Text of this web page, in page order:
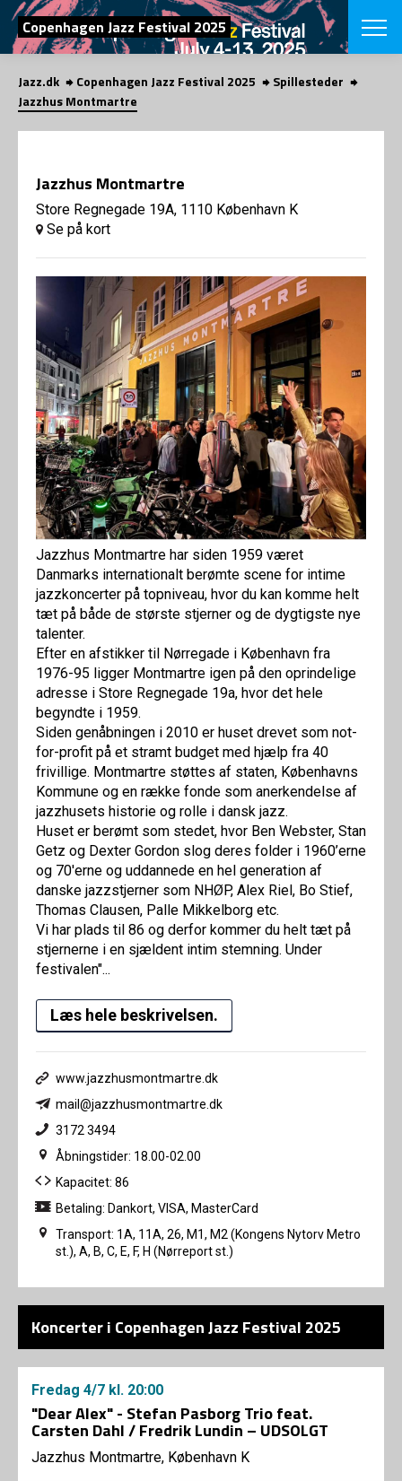
SØG
Copenhagen Jazz Festival 2025
English
VINTERJAZZ
Om
Om
Kontakt
Om
SHOP
Jazz.dk Copenhagen Jazz Festival 2025
Spillesteder
Jazzhus Montmartre
Jazzhus Montmartre
Store Regnegade 19A, 1110 København K
Se på kort
Jazzhus Montmartre har siden 1959 været
Danmarks internationalt berømte scene for intime
jazzkoncerter på topniveau, hvor du kan komme helt
tæt på både de største stjerner og de dygtigste nye
talenter.
Efter en afstikker til Nørregade i København fra
1976-95 ligger Montmartre igen på den oprindelige
adresse i Store Regnegade 19a, hvor det hele
begyndte i 1959.
Siden genåbningen i 2010 er huset drevet som not-
for-profit på et stramt budget med hjælp fra 40
frivillige. Montmartre støttes af staten, Københavns
Kommune og en række fonde som anerkendelse af
jazzhusets historie og rolle i dansk jazz.
Huset er berømt som stedet, hvor Ben Webster, Stan
Getz og Dexter Gordon slog deres folder i 1960’erne
og 70'erne og uddannede en hel generation af
danske jazzstjerner som NHØP, Alex Riel, Bo Stief,
Thomas Clausen, Palle Mikkelborg etc.
Vi har plads til 86 og derfor kommer du helt tæt på
stjernerne i en sjældent intim stemning. Under
festivalen"...
Læs hele beskrivelsen.
www.jazzhusmontmartre.dk
mail@jazzhusmontmartre.dk
3172 3494
Åbningstider: 18.00-02.00
Kapacitet: 86
Betaling: Dankort, VISA, MasterCard
Transport: 1A, 11A, 26, M1, M2 (Kongens Nytorv Metro
st.), A, B, C, E, F, H (Nørreport st.)
Koncerter i Copenhagen Jazz Festival 2025
Fredag 4/7 kl. 20:00
"Dear Alex" - Stefan Pasborg Trio feat.
Carsten Dahl / Fredrik Lundin – UDSOLGT
Jazzhus Montmartre, København K